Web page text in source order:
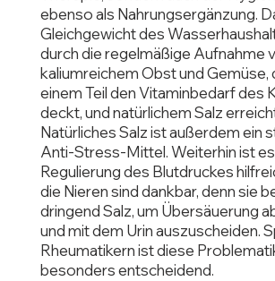
ebenso als Nahrungsergänzung.
Gleichgewicht des
durch die regelmäßige Aufnahme
kaliumreichem Obst und Gemüse,
einem Teil den Vitaminbedarf des
deckt, und natürlichem Salz
Natürliches Salz ist außerdem ein
Anti-Stress-Mittel. Weiterhin ist
Regulierung des Blutdruckes
die Nieren sind dankbar, denn sie
dringend Salz, um Übersäuerung
und mit dem Urin auszuscheiden.
Rheumatikern ist diese
besonders entscheidend.